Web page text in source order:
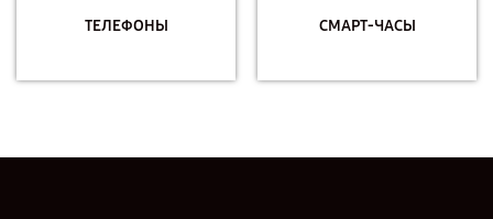
ТЕЛЕФОНЫ СМАРТ-ЧАСЫ